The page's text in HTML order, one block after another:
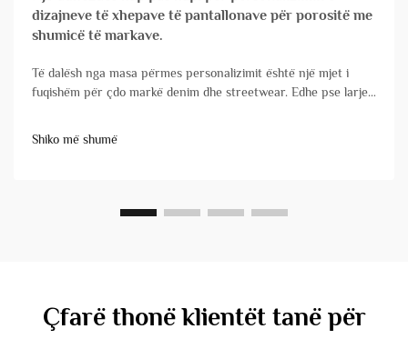
dizajneve të xhepave të pantallonave për porositë me
shumicë të markave.
Të dalësh nga masa përmes personalizimit është një mjet i
fuqishëm për çdo markë denim dhe streetwear. Edhe pse larjet
Shiko më shumë
Çfarë thonë klientët tanë për